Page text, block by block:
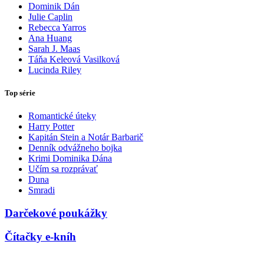
Dominik Dán
Julie Caplin
Rebecca Yarros
Ana Huang
Sarah J. Maas
Táňa Keleová Vasilková
Lucinda Riley
Top série
Romantické úteky
Harry Potter
Kapitán Stein a Notár Barbarič
Denník odvážneho bojka
Krimi Dominika Dána
Učím sa rozprávať
Duna
Smradi
Darčekové poukážky
Čítačky e-kníh